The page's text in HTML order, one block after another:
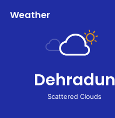
Weather
Dehradun
Scattered Clouds